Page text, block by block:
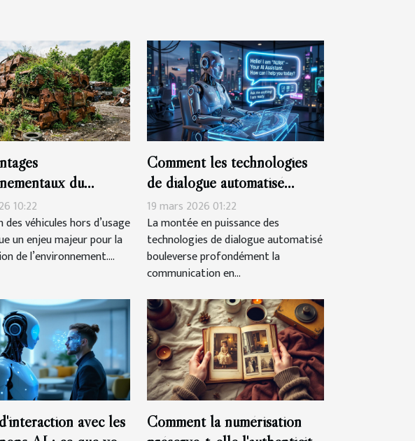
du
de véhicules hors
10:22
véhicules hors d’usage
un enjeu majeur pour la
de l’environnement....
Comment les technologies
de dialogue automatisé
transforment-elles la
communication en ligne ?
19 mars 2026 01:22
La montée en puissance des
technologies de dialogue automatisé
bouleverse profondément la
communication en...
avec les
Comment la numérisation